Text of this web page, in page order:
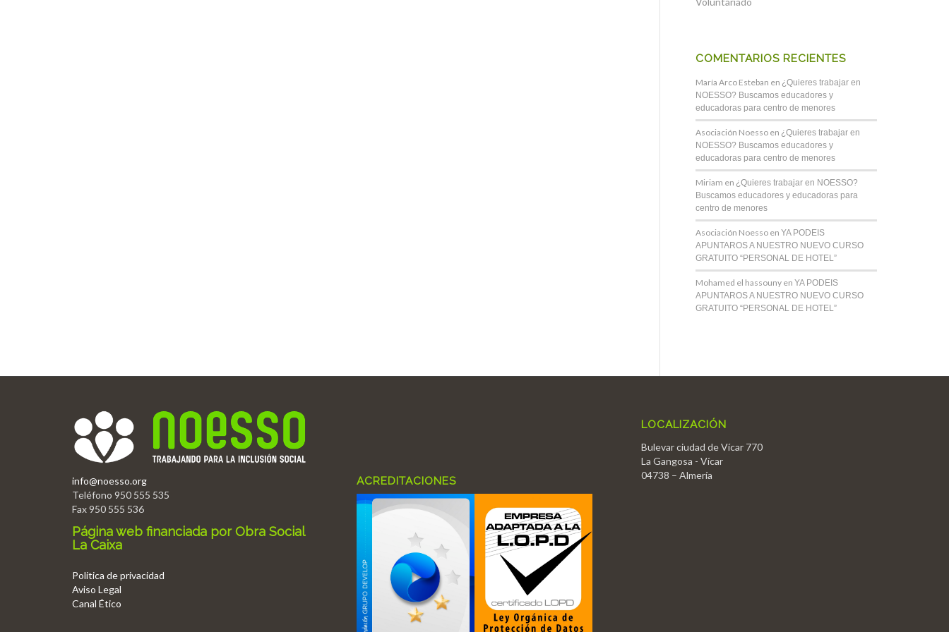
COMENTARIOS RECIENTES
María Arco Esteban en ¿Quieres trabajar en
NOESSO? Buscamos educadores y
educadoras para centro de menores
Asociación Noesso en ¿Quieres trabajar en
NOESSO? Buscamos educadores y
educadoras para centro de menores
Miriam en ¿Quieres trabajar en NOESSO?
Buscamos educadores y educadoras para
centro de menores
Asociación Noesso enYA PODEIS
APUNTAROS A NUESTRO NUEVO CURSO
GRATUITO “PERSONAL DE HOTEL”
Mohamed el hassouny enYA PODEIS
APUNTAROS A NUESTRO NUEVO CURSO
GRATUITO “PERSONAL DE HOTEL”
info@noesso.org
Teléfono 950 555 535
Fax 950 555 536
Página web financiada por Obra Social
La Caixa
Politica de privacidad
Aviso Legal
Canal Ético
ACREDITACIONES
LOCALIZACIÓN
Bulevar ciudad de Vícar 770
La Gangosa - Vícar
04738 – Almería